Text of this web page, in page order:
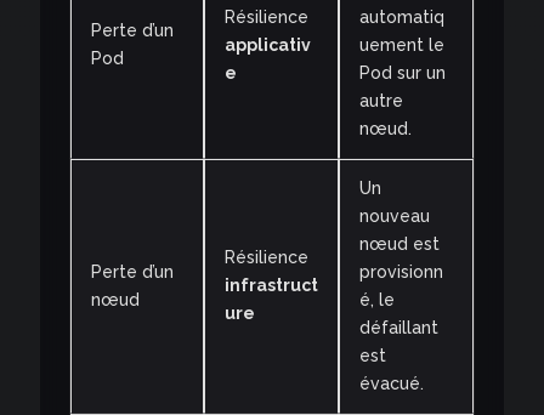
Perte d’un
Pod
Résilience
applicativ
e
automatiq
uement le
Pod sur un
autre
nœud.
Perte d’un
nœud
Résilience
infrastruct
ure
Un
nouveau
nœud est
provisionn
é, le
défaillant
est
évacué.